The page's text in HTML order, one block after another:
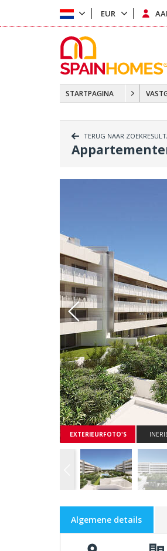
STARTPAGINA
TERUG NAAR
EXTERIEURFOTO'S
Algemene details
Whatsapp
EUR